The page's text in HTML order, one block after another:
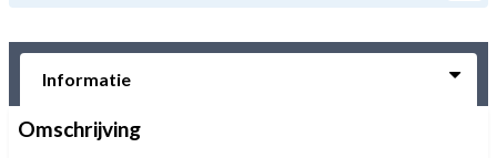
Informatie
Omschrijving